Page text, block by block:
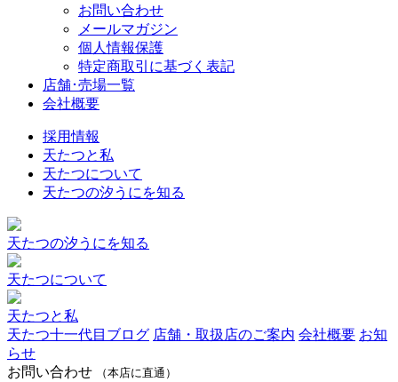
お問い合わせ
メールマガジン
個人情報保護
特定商取引に基づく表記
店舗･売場一覧
会社概要
採用情報
天たつと私
天たつについて
天たつの汐うにを知る
天たつの汐うにを知る
天たつについて
天たつと私
天たつ十一代目ブログ 店舗・取扱店のご案内 会社概要 お知
らせ
お問い合わせ
（本店に直通）